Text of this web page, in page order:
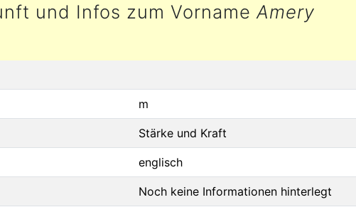
und Infos zum VornameAmery
m
Stärke und Kraft
englisch
Noch keine Informationen hinterlegt